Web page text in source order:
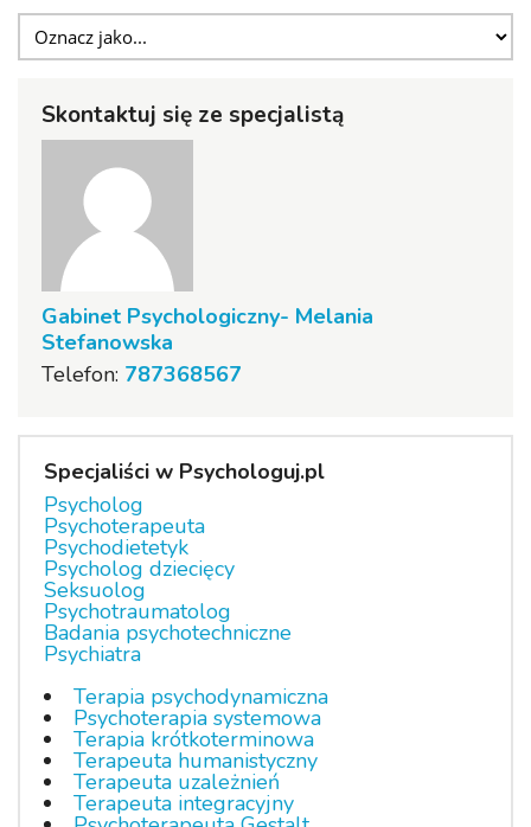
Skontaktuj się ze specjalistą
Gabinet Psychologiczny- Melania
Stefanowska
Telefon: 787368567
Specjaliści w Psychologuj.pl
Psycholog
Psychoterapeuta
Psychodietetyk
Psycholog dziecięcy
Seksuolog
Psychotraumatolog
Badania psychotechniczne
Psychiatra
Terapia psychodynamiczna
Psychoterapia systemowa
Terapia krótkoterminowa
Terapeuta humanistyczny
Terapeuta uzależnień
Terapeuta integracyjny